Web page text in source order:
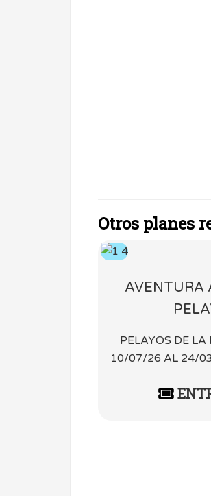
Otros planes
AVENTURA
PELAYOS DE LA
10/07/26 AL 24/